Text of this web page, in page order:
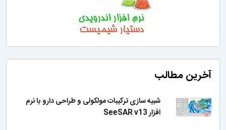
آخرین مطالب
شبیه سازی ترکیبات مولکولی و طراحی دارو با نرم
افزار SeeSAR v13